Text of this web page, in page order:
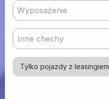
Wyposażenie
Inne chechy
Tylko pojazdy z leasingiem